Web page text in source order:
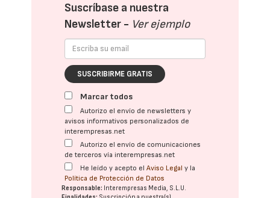
Suscríbase a nuestra
Newsletter - Ver ejemplo
SUSCRIBIRME GRATIS
Marcar todos
Autorizo el envío de newsletters y
avisos informativos personalizados de
interempresas.net
Autorizo el envío de comunicaciones
de terceros vía interempresas.net
He leído y acepto elAviso Legal y la
Política de Protección de Datos
Responsable: Interempresas Media, S.L.U.